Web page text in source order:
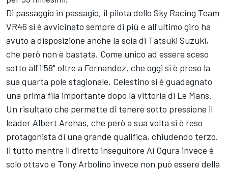
Di passaggio in passagio, il pilota dello Sky Racing Team
VR46 si è avvicinato sempre di più e all'ultimo giro ha
avuto a disposizione anche la scia di Tatsuki Suzuki,
che però non è bastata. Come unico ad essere sceso
sotto all'1'58" oltre a Fernandez, che oggi si è preso la
sua quarta pole stagionale, Celestino si è guadagnato
una prima fila importante dopo la vittoria di Le Mans.
Un risultato che permette di tenere sotto pressione il
leader Albert Arenas, che però a sua volta si è reso
protagonista di una grande qualifica, chiudendo terzo.
Il tutto mentre il diretto inseguitore Ai Ogura invece è
solo ottavo e Tony Arbolino invece non può essere della